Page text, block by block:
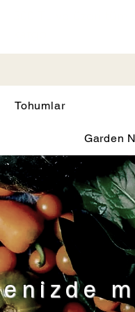
Tohumlar
Garden